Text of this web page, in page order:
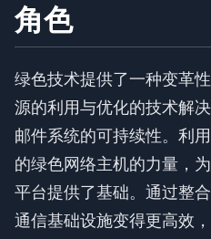
角色
绿色技术提供了一种变革
源的利用与优化的技术解
邮件系统的可持续性。利
的绿色网络主机的力量，
平台提供了基础。通过整
通信基础设施变得更高效